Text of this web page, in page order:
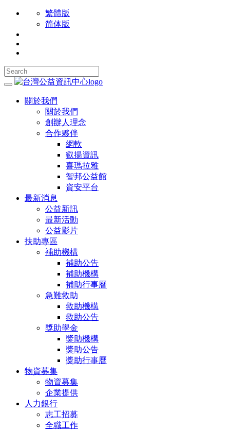
繁體版
简体版
關於我們
關於我們
創辦人理念
合作夥伴
網軟
叡揚資訊
喜瑪拉雅
智邦公益館
資安平台
最新消息
公益新訊
最新活動
公益影片
扶助專區
補助機構
補助公告
補助機構
補助行事曆
急難救助
救助機構
救助公告
獎助學金
獎助機構
獎助公告
獎助行事曆
物資募集
物資募集
企業提供
人力銀行
志工招募
全職工作